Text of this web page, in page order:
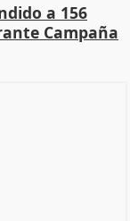
a 156
Campaña